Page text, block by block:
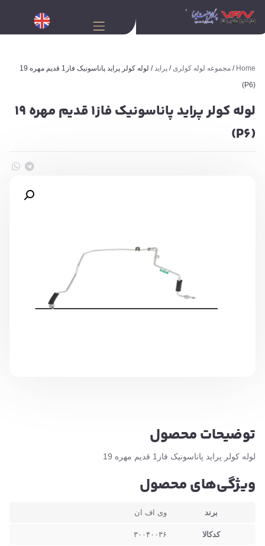
Home
/ مجموعه لوله کولری/ پراید
/ لوله کولر پراید پاناسونیک فاز1 قدیم مهره 19
(P6)
لوله کولر پراید پاناسونیک فاز1 قدیم مهره 19
(P6)
توضیحات محصول
لوله کولر پراید پاناسونیک فاز1 قدیم مهره 19
ویژگی‌های محصول
برند وی اف ان
کدکالا ۳۰۰۴۰۰۳۶